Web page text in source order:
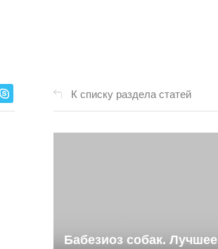
К списку раздела статей
Бабезиоз собак. Лучшее